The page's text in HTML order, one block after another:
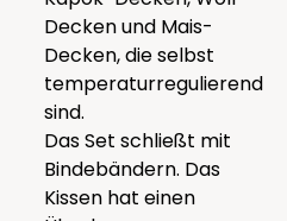
Deckenund Mais-
Decken, die selbst
temperaturregulierend
sind.
Das Set schließt mit
Bindebändern. Das
Kissen hat einen